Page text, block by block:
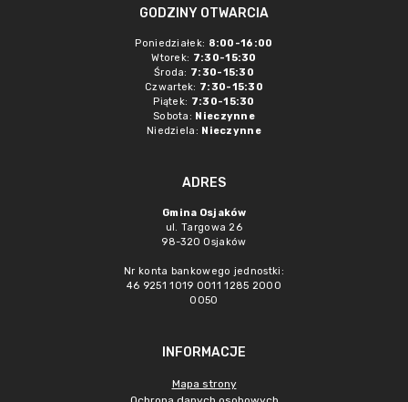
GODZINY OTWARCIA
Poniedziałek: 8:00-16:00
Wtorek: 7:30-15:30
Środa: 7:30-15:30
Czwartek: 7:30-15:30
Piątek: 7:30-15:30
Sobota: Nieczynne
Niedziela: Nieczynne
ADRES
Gmina Osjaków
ul. Targowa 26
98-320 Osjaków
Nr konta bankowego jednostki:
46 9251 1019 0011 1285 2000
0050
INFORMACJE
Mapa strony